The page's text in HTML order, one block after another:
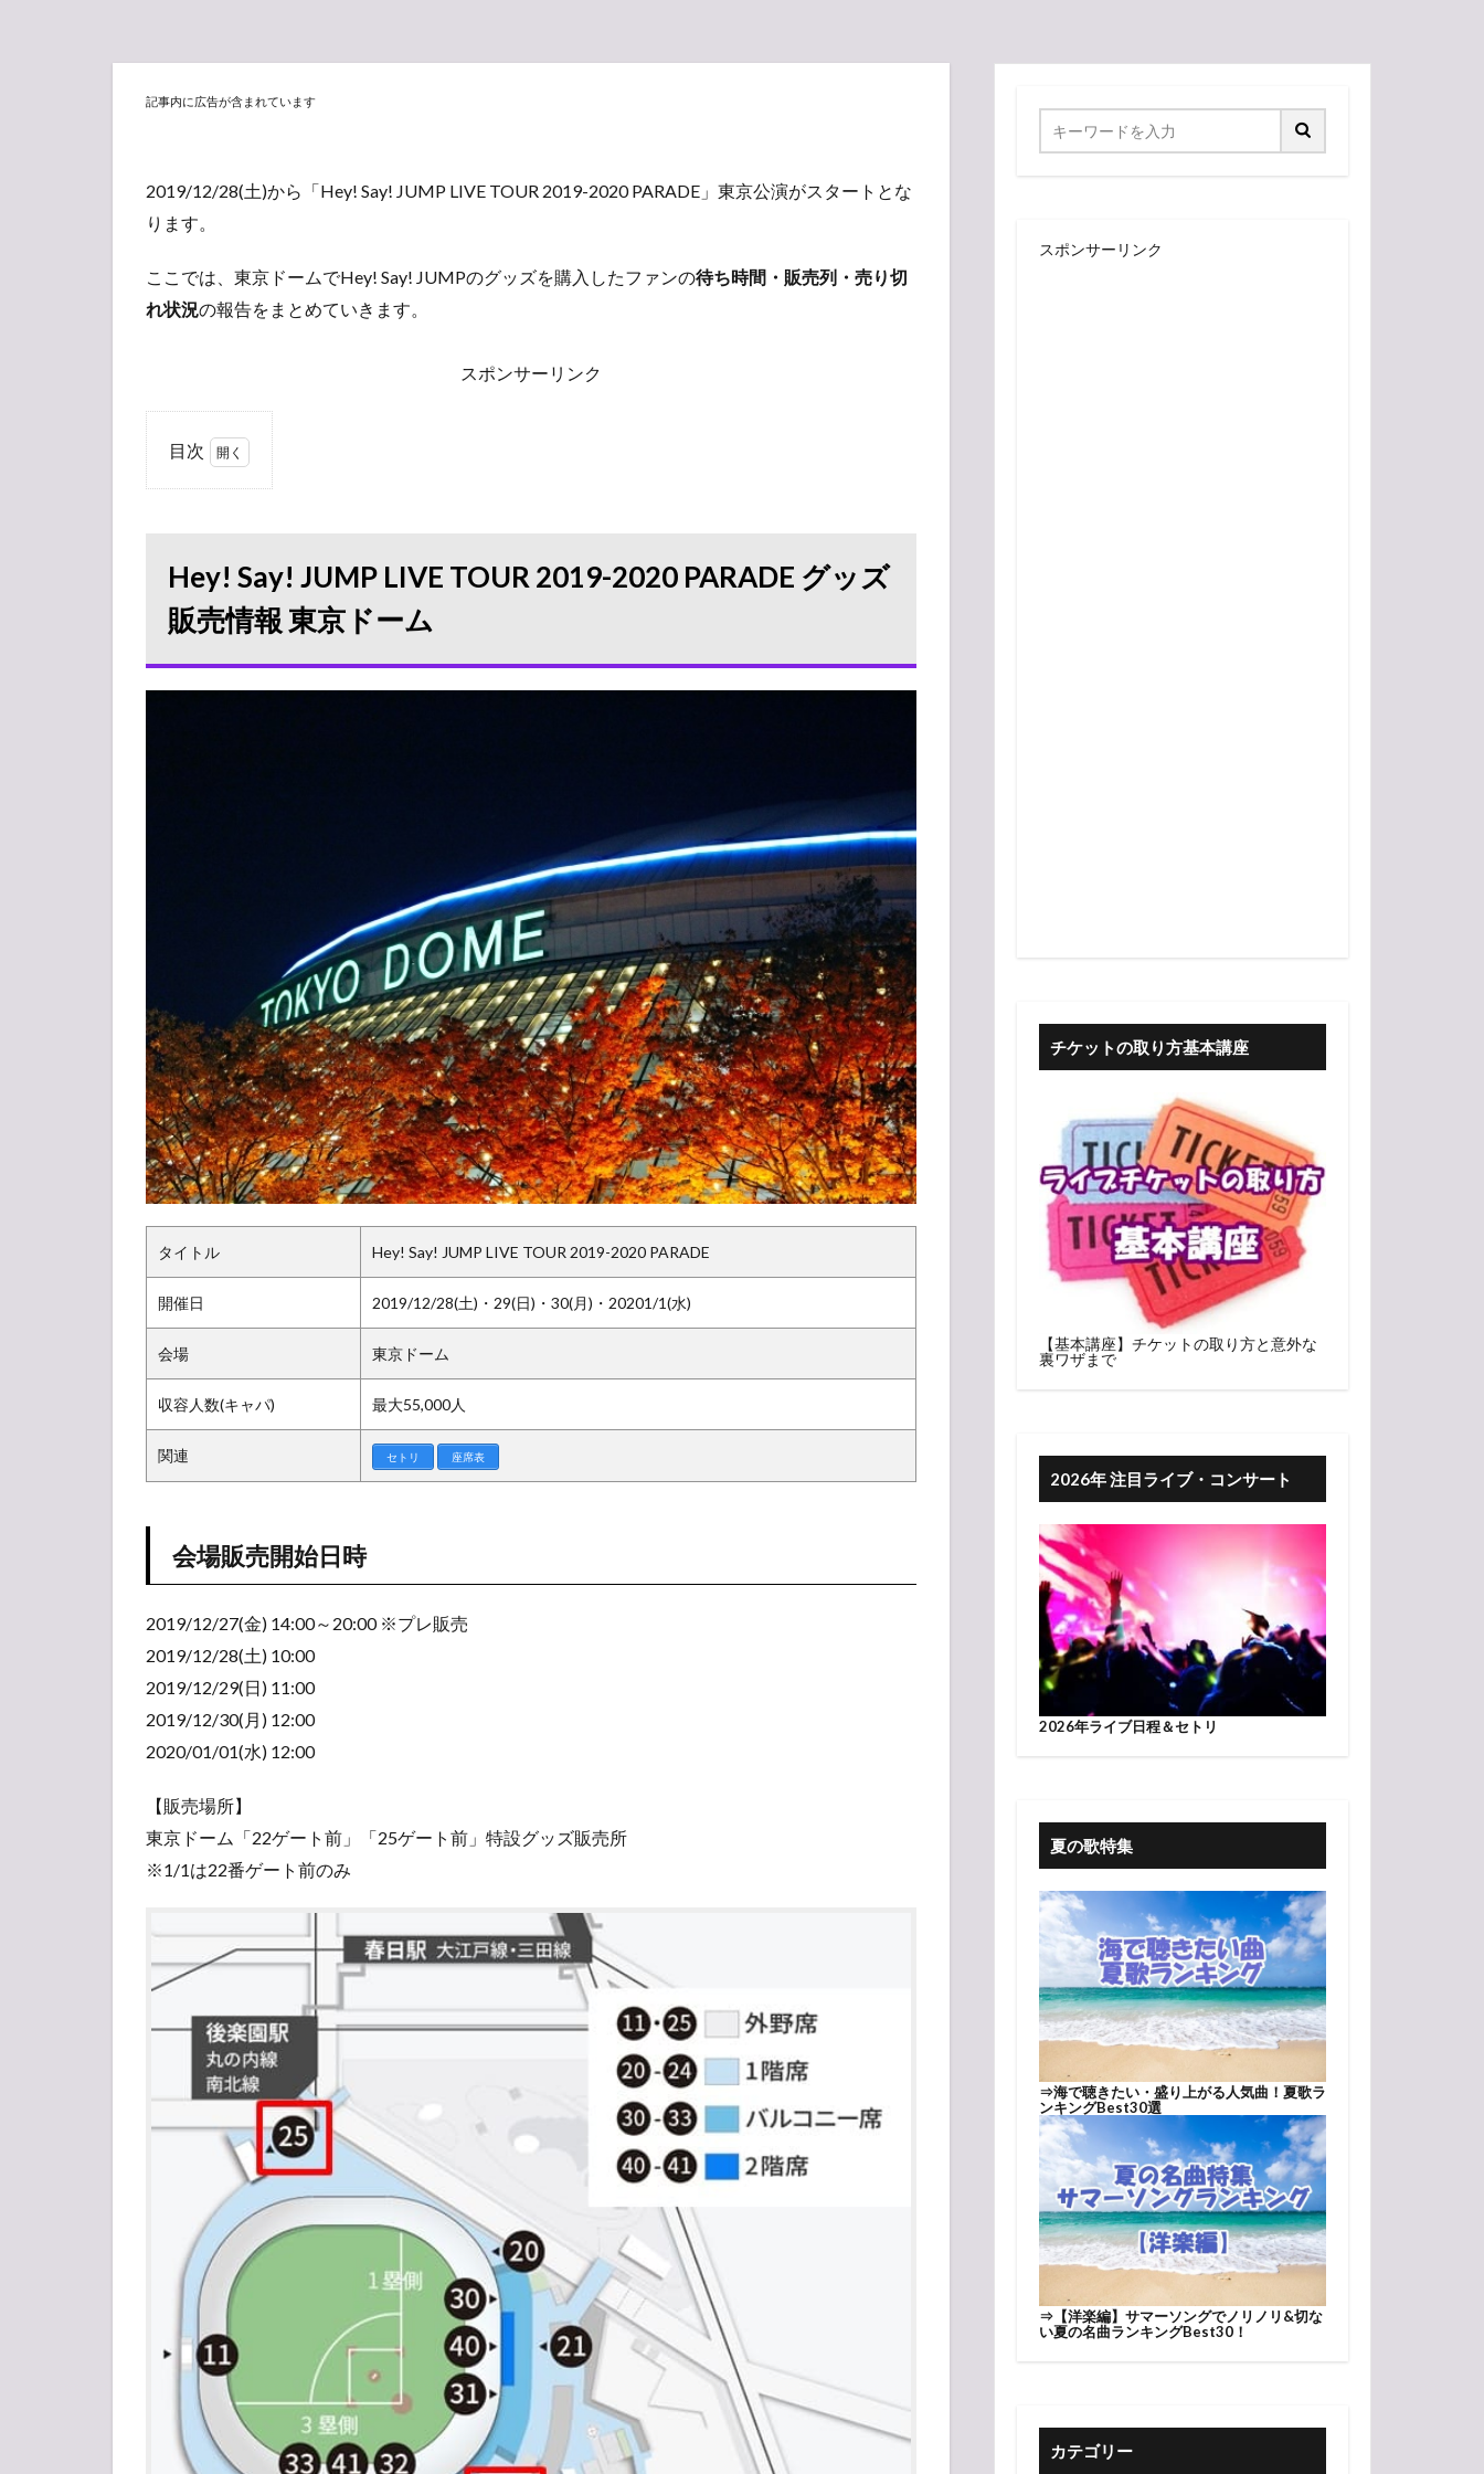
記事内に広告が含まれています
2019/12/28(土)から「Hey! Say! JUMP LIVE TOUR 2019-2020 PARADE」東京公演がスタートとな
ります。
ここでは、東京ドームでHey! Say! JUMPのグッズを購入したファンの待ち時間・販売列・売り切
れ状況の報告をまとめていきます。
スポンサーリンク
目次
LIVE
2019-
PARADE
グッズ
（在
庫）
1.3
グッ
ズ待
機・
販売
列・
待ち
時間
状況
2
Hey!
Say!
LIVE
TOUR
2019-
2020
日程・
スケジ
3
【ア
ンケ
ト】
人気
所
Hey! Say! JUMP LIVE TOUR 2019-2020 PARADE グッズ
販売情報 東京ドーム
タイトル Hey! Say! JUMP LIVE TOUR 2019-2020 PARADE
開催日 2019/12/28(土)・29(日)・30(月)・20201/1(水)
会場 東京ドーム
収容人数(キャパ) 最大55,000人
関連 セトリ 座席表
会場販売開始日時
2019/12/27(金) 14:00～20:00 ※プレ販売
2019/12/28(土) 10:00
2019/12/29(日) 11:00
2019/12/30(月) 12:00
2020/01/01(水) 12:00
【販売場所】
東京ドーム「22ゲート前」「25ゲート前」特設グッズ販売所
※1/1は22番ゲート前のみ
スポンサーリンク
チケットの取り方基本講座
【基本講座】チケットの取り方と意外な
裏ワザまで
2026年 注目ライブ・コンサート
2026年ライブ日程＆セトリ
夏の歌特集
⇒海で聴きたい・盛り上がる人気曲！夏歌ラ
ンキングBest30選
⇒ 【洋楽編】サマーソングでノリノリ&切な
い夏の名曲ランキングBest30！
カテゴリー